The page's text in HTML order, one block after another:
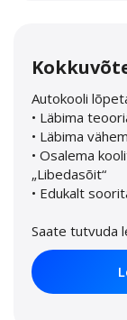
Autokooli
• Läbima
• Läbima
• Osalema
„Libedasõit“
• Edukalt
Saate tutvuda